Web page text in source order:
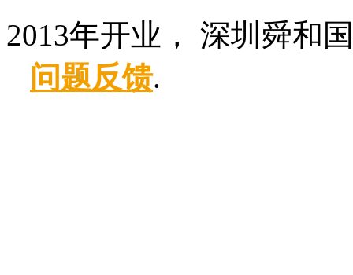
2013年开业， 深圳舜和
问题反馈.